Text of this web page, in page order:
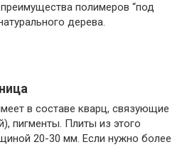
полимеров “под
дерева.
в составе кварц, связующие
пигменты. Плиты из этого
20-30 мм. Если нужно более